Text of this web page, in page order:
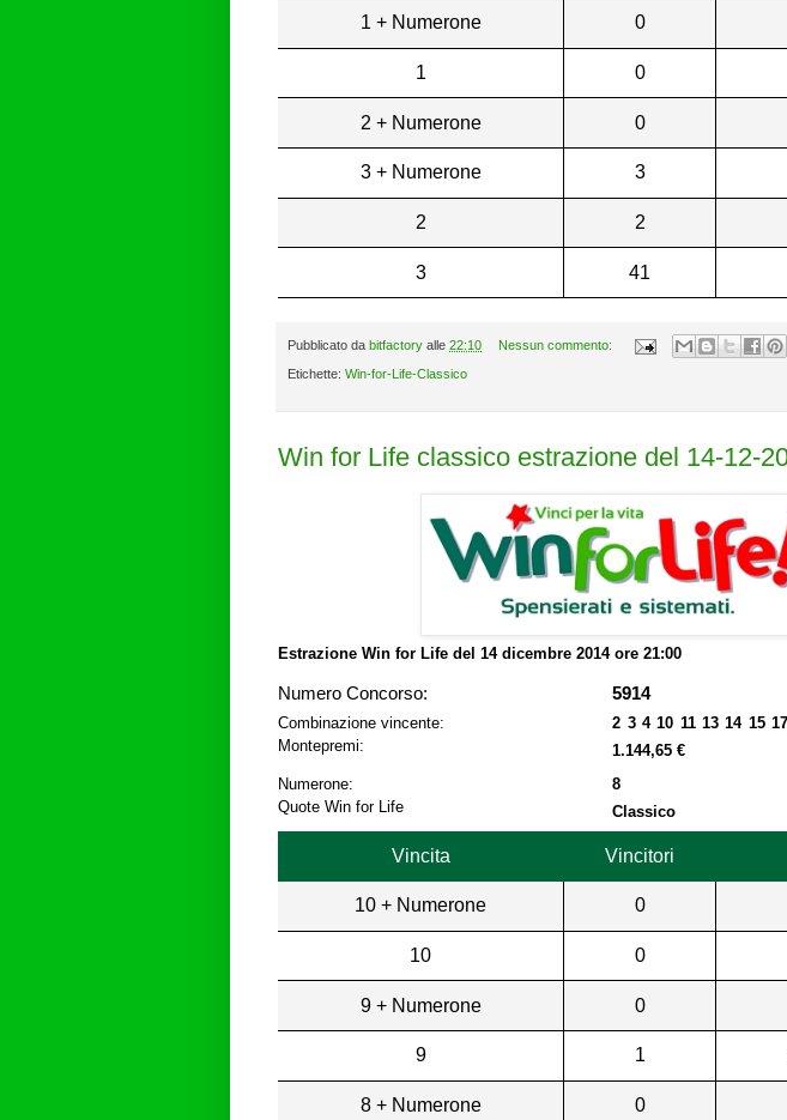
1 + Numerone 0
1 0
2 + Numerone 0
3 + Numerone 3
2 2
3 41
Pubblicato da bitfactory alle 22:10 Nessun commento:
Etichette: Win-for-Life-Classico
Win for Life classico estrazione del 14-12-
Estrazione Win for Life del 14 dicembre 2014 ore 21:00
Numero Concorso: 5914
Combinazione vincente:
2 3 4 10 11 13 14 15
Montepremi:
1.144,65 €
Numerone:
8
Quote Win for Life
Classico
Vincita Vincitori
10 + Numerone 0
10 0
9 + Numerone 0
9 1
8 + Numerone 0